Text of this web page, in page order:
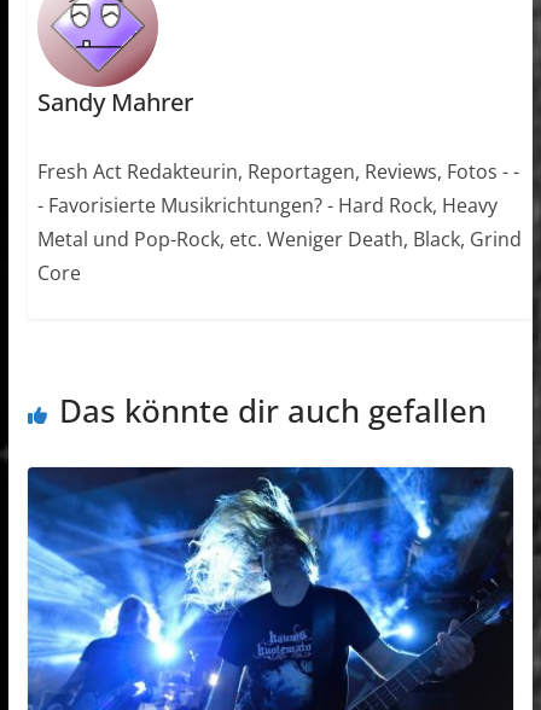
Sandy Mahrer
Fresh Act Redakteurin, Reportagen, Reviews, Fotos - -
- Favorisierte Musikrichtungen? - Hard Rock, Heavy
Metal und Pop-Rock, etc. Weniger Death, Black, Grind
Core
Das könnte dir auch gefallen